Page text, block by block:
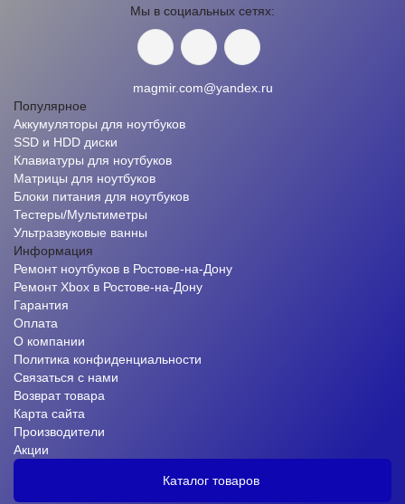
Мы в социальных сетях:
magmir.com@yandex.ru
Популярное
Аккумуляторы для ноутбуков
SSD и HDD диски
Клавиатуры для ноутбуков
Матрицы для ноутбуков
Блоки питания для ноутбуков
Тестеры/Мультиметры
Ультразвуковые ванны
Информация
Ремонт ноутбуков в Ростове-на-Дону
Ремонт Xbox в Ростове-на-Дону
Гарантия
Оплата
О компании
Политика конфиденциальности
Связаться с нами
Возврат товара
Карта сайта
Производители
Акции
Каталог товаров